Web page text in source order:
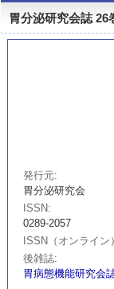
胃分泌研究会誌 26
発行元
胃分泌研究会
ISSN
0289-2057
ISSN（オンライン）
後雑誌
胃病態機能研究会